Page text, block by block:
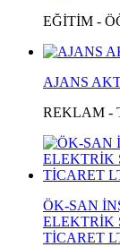
EĞİTİM -
AJANS
REKLAM -
ÖK-SAN
ELEKTRİK
TİCARET